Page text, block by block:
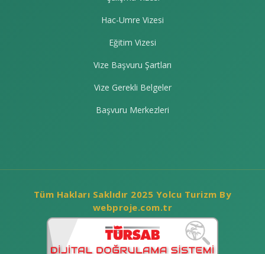
Hac-Umre Vizesi
Eğitim Vizesi
Vize Başvuru Şartları
Vize Gerekli Belgeler
Başvuru Merkezleri
Tüm Hakları Saklıdır 2025 Yolcu Turizm By
webproje.com.tr